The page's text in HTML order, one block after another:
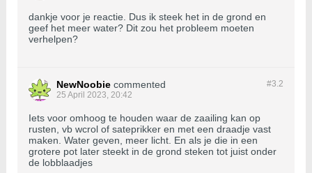
dankje voor je reactie. Dus ik steek het in de grond en
geef het meer water? Dit zou het probleem moeten
verhelpen?
#3.2
NewNoobie commented
25 April 2023, 20:42
Iets voor omhoog te houden waar de zaailing kan op
rusten, vb wcrol of sateprikker en met een draadje vast
maken. Water geven, meer licht. En als je die in een
grotere pot later steekt in de grond steken tot juist onder
de lobblaadjes